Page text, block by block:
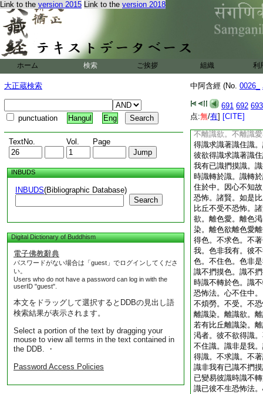
Link to the version 2015 Link to the version 2018
ホーム 検索 ご挨拶 組織 利
大正蔵検索
punctuation Hangul Eng
TextNo. Vol. Page
INBUDS
INBUDS(Bibliographic Database)
Search
Digital Dictionary of Buddhism
電子佛教辭典
パスワードがない場合は「guest」でログインしてくださ
い。
Users who do not have a password can log in with the
userID "guest".
本文をドラッグして選択するとDDBの見出し語
検索結果が表示されます。
Select a portion of the text by dragging your
mouse to view all terms in the text contained in
the DDB. ・
Password Access Policies
中阿含經 (No. 0026_
691 692 693
点:無/有] [CITE]
識住内也。諸賢。
賢。云何比丘不受
色染。不離色欲。
賢。若有比丘不離
住色。色即是我。
色住色。色即是我
識捫摸色已變易彼
轉於色已彼生恐怖
不知故。便怖懼煩
想行。比丘不離識
愛。不離識渇。諸
不離識欲。不離識
得識求識著識住識
彼欲得識求識著識
我有已識捫摸識。
時識轉於識。識轉
住於中。因心不知
恐怖。諸賢。如是
比丘不受不恐怖。
欲。離色愛。離色
染。離色欲離色愛
得色。不求色。不
我。色非我有。彼
色。不住色。色非
識不捫摸色。識不
時識不轉於色。識
恐怖法。心不住中
不煩勞。不受。不
離識染。離識欲。
若有比丘離識染。
渇者。彼不欲得識
不住識。識非是我
得識。不求識。不
識非我有已識不捫
已變易彼識時識不
識已彼不生恐怖法